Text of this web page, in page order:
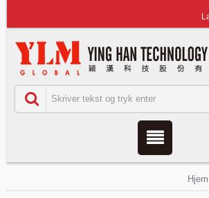
Hjem